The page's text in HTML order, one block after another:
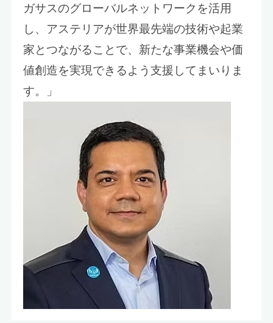
ガサスのグローバルネットワークを活用
し、アステリアが世界最先端の技術や起業
家とつながることで、新たな事業機会や価
値創造を実現できるよう支援してまいりま
す。」